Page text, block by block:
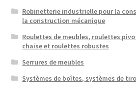
Robinetterie industrielle pour la
la construction mécanique
Roulettes de meubles, roulettes
chaise et roulettes robustes
Serrures de meubles
Systèmes de boîtes, systèmes de